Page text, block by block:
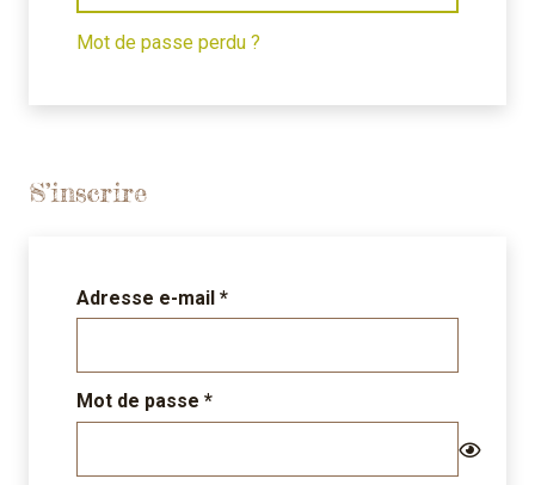
Mot de passe perdu ?
S’inscrire
Adresse e-mail *Obligatoire
Mot de passe *Obligatoire